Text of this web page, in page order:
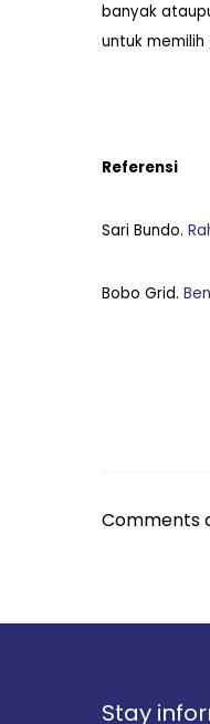
banyak
untuk
Referensi
Sari Bundo.
Bobo Grid.
Comments
Stay